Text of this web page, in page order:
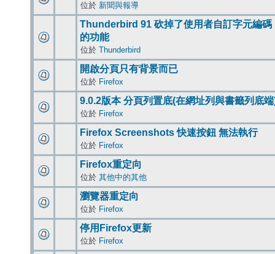
位於 新聞與報導
Thunderbird 91 砍掉了使用者自訂字元編碼
的功能
位於 Thunderbird
開啟分頁只有背景而已
位於 Firefox
9.0.2版本 分頁列置底(在網址列與書籤列底
位於 Firefox
Firefox Screenshots 快速按鈕 無法執行
位於 Firefox
Firefox重定向
位於 其他中的其他
瀏覽器重定向
位於 Firefox
停用Firefox更新
位於 Firefox